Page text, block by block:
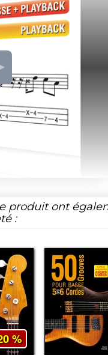
produit ont
:
%